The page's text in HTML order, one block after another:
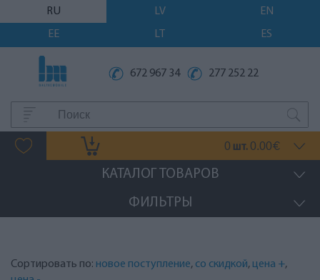
RU LV
EN
EE
LT ES
672 967 34 277 252 22
0 шт. 0.00€
КАТАЛОГ ТОВАРОВ
ФИЛЬТРЫ
Сортировать по: новое поступление, со скидкой, цена +,